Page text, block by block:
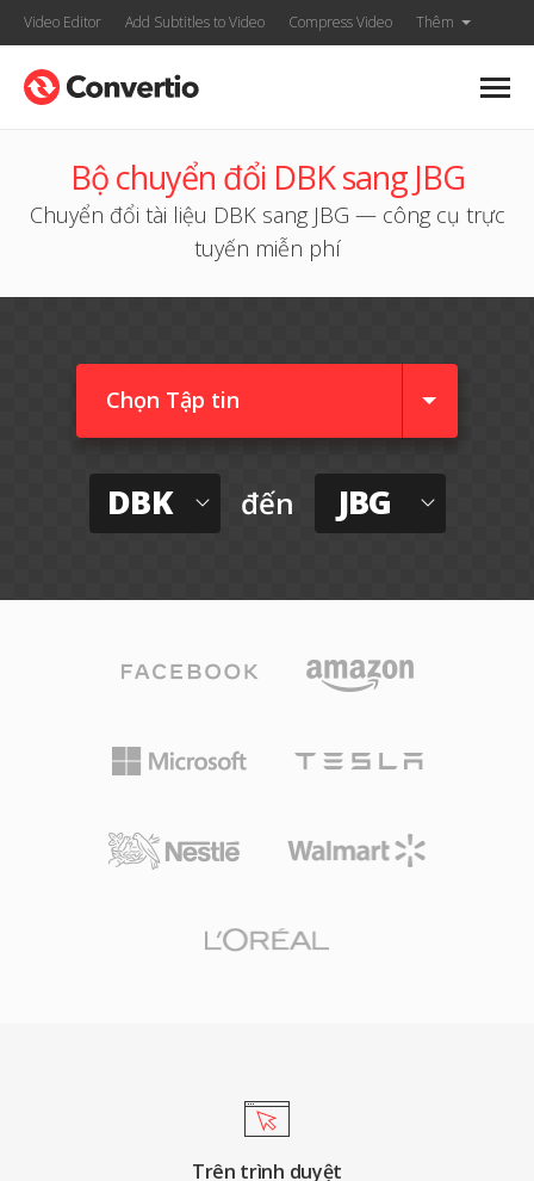
Video Editor Add Subtitles to Video Compress Video Thêm
Bộ chuyển đổi DBK sang JBG
Chuyển đổi tài liệu DBK sang JBG — công cụ trực
tuyến miễn phí
Chọn Tập tin
DBK đến JBG
Trên trình duyệt